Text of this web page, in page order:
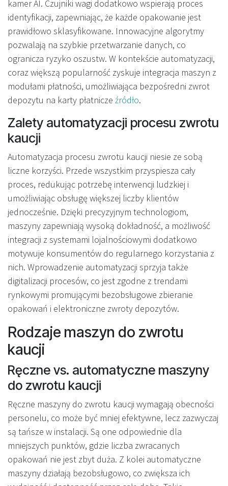
kamer AI. Czujniki wagi dodatkowo wspierają proces
identyfikacji, zapewniając, że każde opakowanie jest
prawidłowo sklasyfikowane. Innowacyjne algorytmy
pozwalają na szybkie przetwarzanie danych, co
ogranicza ryzyko oszustw. W kontekście automatyzacji,
coraz większą popularność zyskuje integracja maszyn z
modułami płatności, umożliwiająca bezpośredni zwrot
depozytu na karty płatnicze źródło.
Zalety automatyzacji procesu zwrotu
kaucji
Automatyzacja procesu zwrotu kaucji niesie ze sobą
liczne korzyści. Przede wszystkim przyspiesza cały
proces, redukując potrzebę interwencji ludzkiej i
umożliwiając obsługę większej liczby klientów
jednocześnie. Dzięki precyzyjnym technologiom,
maszyny zapewniają wysoką dokładność, a możliwość
integracji z systemami lojalnościowymi dodatkowo
motywuje konsumentów do regularnego korzystania z
nich. Wprowadzenie automatyzacji sprzyja także
digitalizacji procesów, co jest zgodne z trendami
rynkowymi promującymi bezobsługowe zbieranie
opakowań i elektroniczne zwroty depozytów.
Rodzaje maszyn do zwrotu
kaucji
Ręczne vs. automatyczne maszyny
do zwrotu kaucji
Ręczne maszyny do zwrotu kaucji wymagają obecności
personelu, co może być mniej efektywne, lecz zazwyczaj
są tańsze w instalacji. Są one odpowiednie dla
mniejszych punktów, gdzie liczba zwracanych
opakowań nie jest zbyt duża. Z kolei automatyczne
maszyny działają bezobsługowo, co zwiększa ich